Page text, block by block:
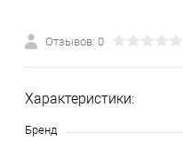
Отзывов: 0
Характеристики:
Бренд